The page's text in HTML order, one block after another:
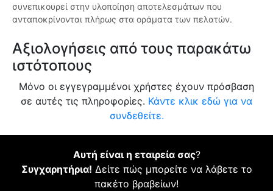
συνεπικουρεί στην υλοποίηση αποτελεσμάτων που
ανταποκρίνονται πλήρως στα οράματα των πελατών.
Αξιολογήσεις από τους παρακάτω
ιστότοπους
Μόνο οι εγγεγραμμένοι χρήστες έχουν πρόσβαση
σε αυτές τις πληροφορίες. Κάντε κλικ εδώ για να
συνδεθείτε.
Αυτή είναι η εταιρεία σας?
Συγχαρητήρια! Δείτε πώς μπορείτε να λάβετε το
πακέτο βραβείων!